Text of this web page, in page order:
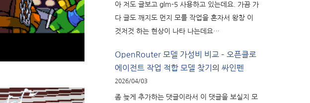
아 저도 글보고 glm-5 사용하고 있는데요. 가끔 가
다 글도 깨지도 먼지 모를 작업을 혼자서 왕창 이
것저것 하는 현상이 나타 나는데요…
OpenRouter 모델 가성비 비교 – 오픈클로
에이전트 작업 적합 모델 찾기 의 싸인펜
2026/04/03
좀 늦게 추가하는 댓글이라서 이 댓글을 보실지 모